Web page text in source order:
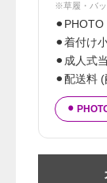
※草履・バッ
⚫︎着付け
⚫︎成人式
⚫︎配送料
⚫︎